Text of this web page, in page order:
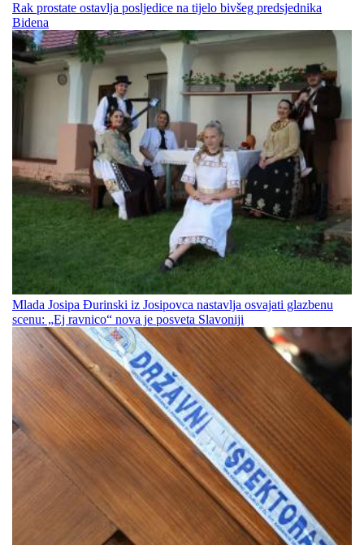
Rak prostate ostavlja posljedice na tijelo bivšeg predsjednika
Bidena
Mlada Josipa Đurinski iz Josipovca nastavlja osvajati glazbenu
scenu: „Ej ravnico“ nova je posveta Slavoniji